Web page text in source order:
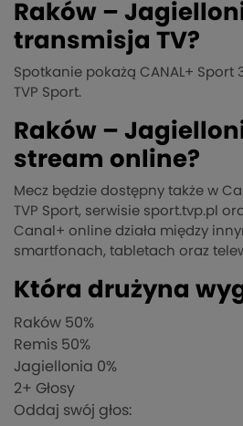
Raków –
transmisja TV?
Spotkanie pokażą CANAL+ Sport
TVP Sport.
Raków –
stream online?
Mecz będzie dostępny także w
TVP Sport, serwisie sport.tvp.pl
Canal+ online działa między
smartfonach, tabletach oraz
Która drużyna
Raków 50%
Remis 50%
Jagiellonia 0%
2+ Głosy
Oddaj swój głos: